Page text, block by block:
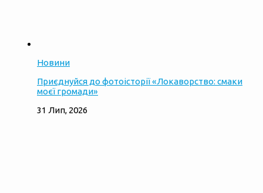
Новини
Приєднуйся до фотоісторії «Локаворство: смаки
моєї громади»
31 Лип, 2026